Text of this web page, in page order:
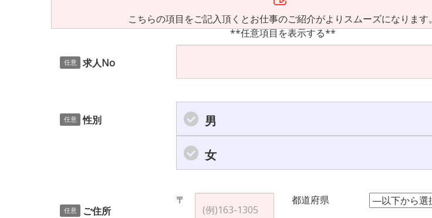
こちらの項目をご記入頂くとお仕事のご紹介がよりスムーズになります。
**任意項目を表示する**
任意 求人No
任意 性別 男
女
任意 ご住所
〒 都道府県